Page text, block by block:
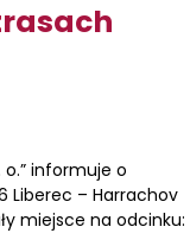
o.” informuje o
Liberec – Harrachov
miejsce na odcinku: